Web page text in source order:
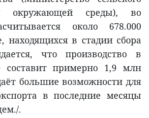
окружающей среды), во
около 678.000
находящихся в стадии сбора
что производство в
составит примерно 1,9 млн
большие возможности для
в последние месяцы
.